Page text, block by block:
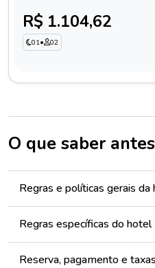
R$ 1.104,62
01• 02
O que saber
Regras e políticas gerais
Regras específicas do hotel
Reserva, pagamento e taxas